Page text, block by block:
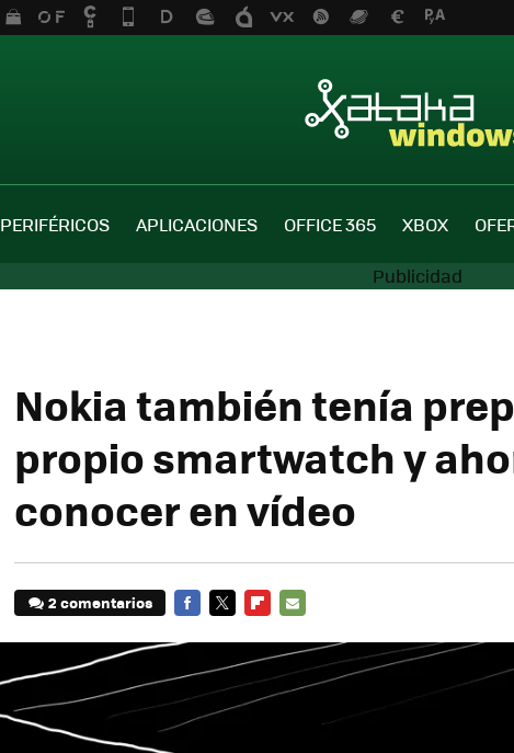
PERIFÉRICOS APLICACIONES OFFICE 365 XBOX
Nokia también tenía
propio smartwatch y
conocer en vídeo
2 comentarios
MAIL